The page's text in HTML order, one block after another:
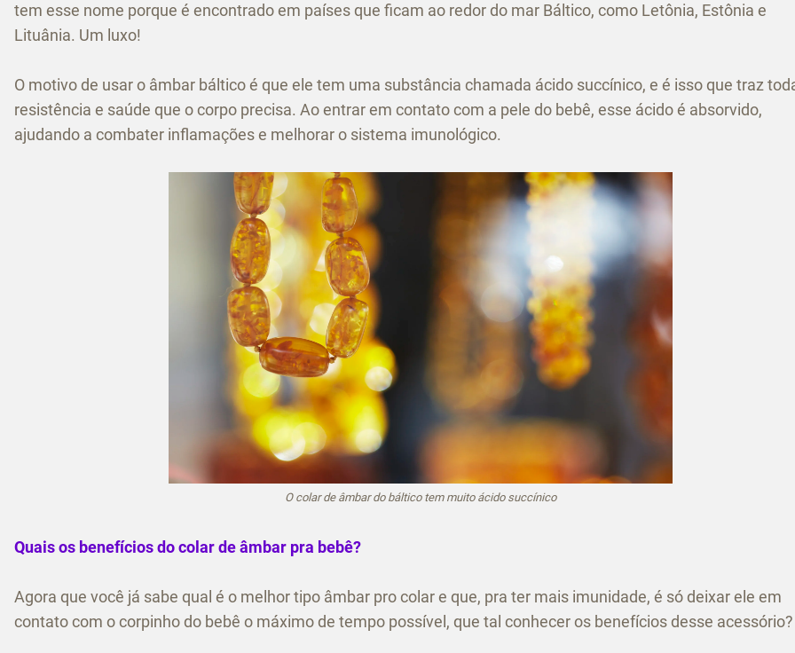
tem esse nome porque é encontrado em países que ficam ao redor do mar Báltico, como Letônia, Estônia e
Lituânia. Um luxo!
O motivo de usar o âmbar báltico é que ele tem uma substância chamada ácido succínico, e é isso que traz
resistência e saúde que o corpo precisa. Ao entrar em contato com a pele do bebê, esse ácido é absorvido,
ajudando a combater inflamações e melhorar o sistema imunológico.
O colar de âmbar do báltico tem muito ácido succínico
Quais os benefícios do colar de âmbar pra bebê?
Agora que você já sabe qual é o melhor tipo âmbar pro colar e que, pra ter mais imunidade, é só deixar ele em
contato com o corpinho do bebê o máximo de tempo possível, que tal conhecer os benefícios desse acessório?